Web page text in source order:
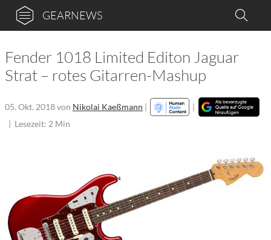
GEARNEWS
Fender 1018 Limited Editon Jaguar
Strat – rotes Gitarren-Mashup
05. Okt. 2018von Nikolai Kaeßmann |
|
| Lesezeit: 2 Min